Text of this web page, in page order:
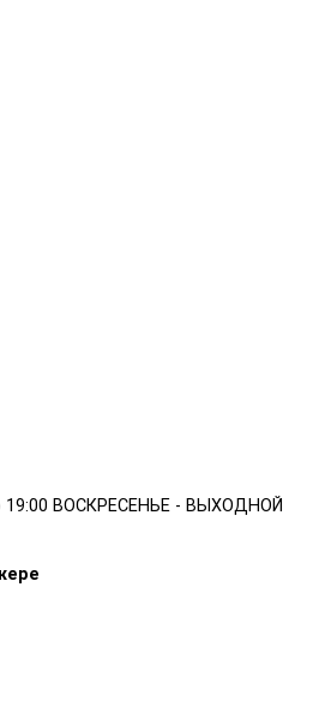
19:00 ВОСКРЕСЕНЬЕ - ВЫХОДНОЙ